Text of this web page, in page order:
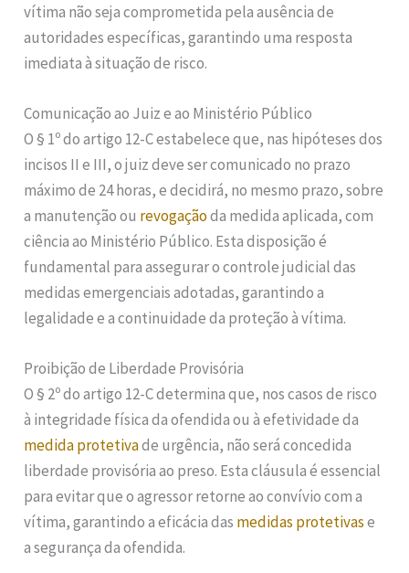
vítima não seja comprometida pela ausência de
autoridades específicas, garantindo uma resposta
imediata à situação de risco.
Comunicação ao Juiz e ao Ministério Público
O § 1º do artigo 12-C estabelece que, nas hipóteses dos
incisos II e III, o juiz deve ser comunicado no prazo
máximo de 24 horas, e decidirá, no mesmo prazo, sobre
a manutenção ou revogaçãoda medida aplicada, com
ciência ao Ministério Público. Esta disposição é
fundamental para assegurar o controle judicial das
medidas emergenciais adotadas, garantindo a
legalidade e a continuidade da proteção à vítima.
Proibição de Liberdade Provisória
O § 2º do artigo 12-C determina que, nos casos de risco
à integridade física da ofendida ou à efetividade da
medida protetivade urgência, não será concedida
liberdade provisória ao preso. Esta cláusula é essencial
para evitar que o agressor retorne ao convívio com a
vítima, garantindo a eficácia das medidas protetivase
a segurança da ofendida.